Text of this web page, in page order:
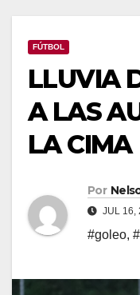
FÚTBOL
LLUVIA
A LAS
LA CIMA
Por
JUL 16,
#goleo,